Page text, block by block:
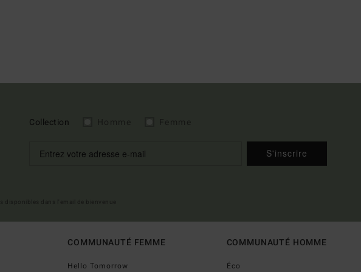
Collection
S'inscrire
COMMUNAUTÉ FEMME
Hello Tomorrow
COMMUNAUTÉ HOMME
Éco